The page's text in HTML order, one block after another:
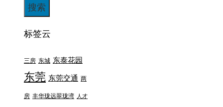
标签云
三房 东城 东泰花园
东莞 东莞交通 两
房 丰华珑远翠珑湾 人才